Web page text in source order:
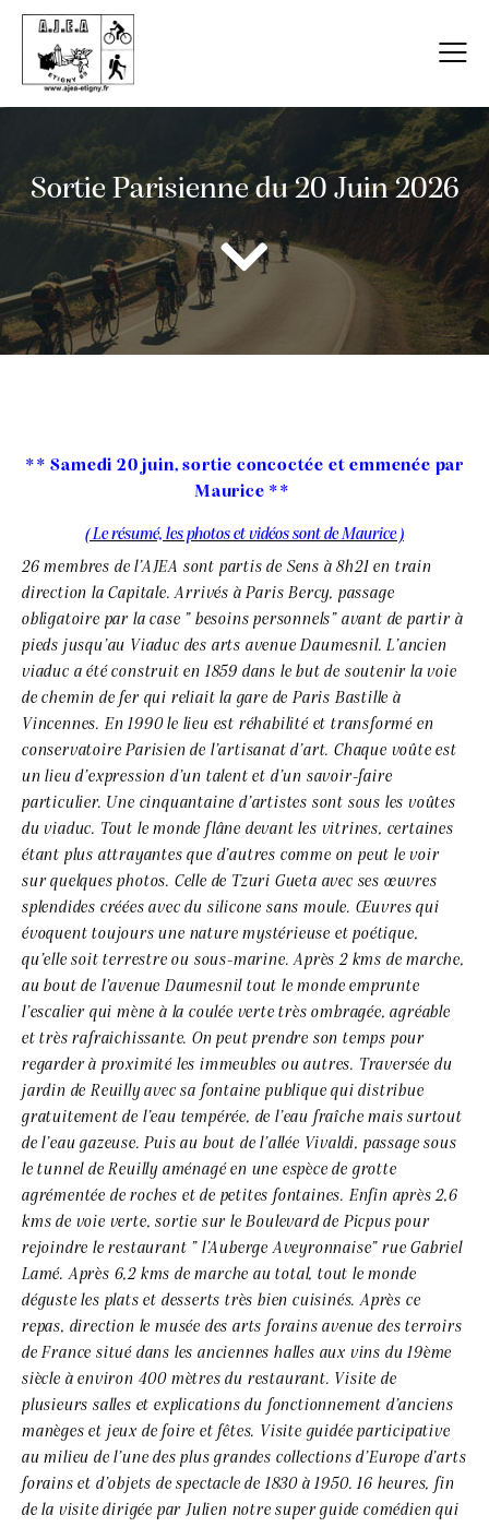
Sortie Parisienne du 20 Juin 2026
** Samedi 20 juin, sortie concoctée et emmenée par
Maurice **
( Le résumé, les photos et vidéos sont de Maurice )
26 membres de l’AJEA sont partis de Sens à 8h21 en train
direction la Capitale. Arrivés à Paris Bercy, passage
obligatoire par la case ” besoins personnels” avant de partir à
pieds jusqu’au Viaduc des arts avenue Daumesnil. L’ancien
viaduc a été construit en 1859 dans le but de soutenir la voie
de chemin de fer qui reliait la gare de Paris Bastille à
Vincennes. En 1990 le lieu est réhabilité et transformé en
conservatoire Parisien de l’artisanat d’art. Chaque voûte est
un lieu d’expression d’un talent et d’un savoir-faire
particulier. Une cinquantaine d’artistes sont sous les voûtes
du viaduc. Tout le monde flâne devant les vitrines, certaines
étant plus attrayantes que d’autres comme on peut le voir
sur quelques photos. Celle de Tzuri Gueta avec ses œuvres
splendides créées avec du silicone sans moule. Œuvres qui
évoquent toujours une nature mystérieuse et poétique,
qu’elle soit terrestre ou sous-marine. Après 2 kms de marche,
au bout de l’avenue Daumesnil tout le monde emprunte
l’escalier qui mène à la coulée verte très ombragée, agréable
et très rafraichissante. On peut prendre son temps pour
regarder à proximité les immeubles ou autres. Traversée du
jardin de Reuilly avec sa fontaine publique qui distribue
gratuitement de l’eau tempérée, de l’eau fraîche mais surtout
de l’eau gazeuse. Puis au bout de l’allée Vivaldi, passage sous
le tunnel de Reuilly aménagé en une espèce de grotte
agrémentée de roches et de petites fontaines. Enfin après 2,6
kms de voie verte, sortie sur le Boulevard de Picpus pour
rejoindre le restaurant ” l’Auberge Aveyronnaise” rue Gabriel
Lamé. Après 6,2 kms de marche au total, tout le monde
déguste les plats et desserts très bien cuisinés. Après ce
repas, direction le musée des arts forains avenue des terroirs
de France situé dans les anciennes halles aux vins du 19ème
siècle à environ 400 mètres du restaurant. Visite de
plusieurs salles et explications du fonctionnement d’anciens
manèges et jeux de foire et fêtes. Visite guidée participative
au milieu de l’une des plus grandes collections d’Europe d’arts
forains et d’objets de spectacle de 1830 à 1950. 16 heures, fin
de la visite dirigée par Julien notre super guide comédien qui